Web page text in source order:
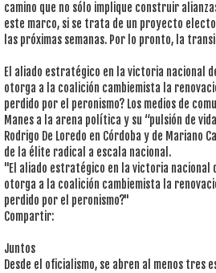
camino que no sólo implique construir
este marco, si se trata de un proyecto
las próximas semanas. Por lo pronto, la
El aliado estratégico en la victoria nacional
otorga a la coalición cambiemista la
perdido por el peronismo? Los medios de
Manes a la arena política y su “pulsión de
Rodrigo De Loredo en Córdoba y de Mariano
de la élite radical a escala nacional.
"El aliado estratégico en la victoria nacional
otorga a la coalición cambiemista la
perdido por el peronismo?"
Compartir:
Juntos
Desde el oficialismo, se abren al menos tres